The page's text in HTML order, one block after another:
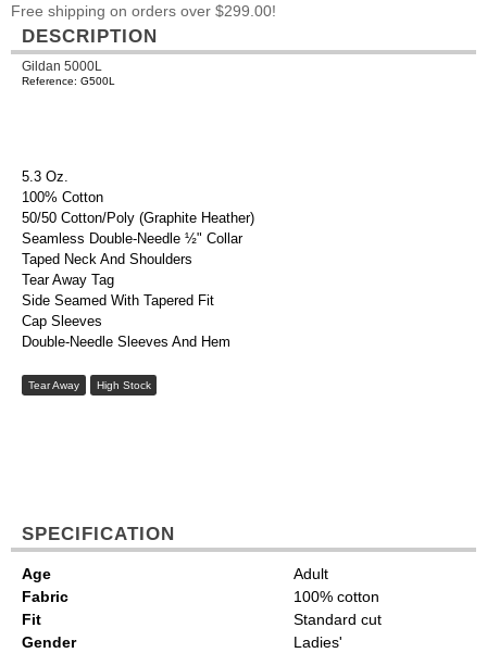
Free shipping on orders over $299.00!
DESCRIPTION
Gildan 5000L
Reference: G500L
5.3 Oz.
100% Cotton
50/50 Cotton/Poly (Graphite Heather)
Seamless Double-Needle ½" Collar
Taped Neck And Shoulders
Tear Away Tag
Side Seamed With Tapered Fit
Cap Sleeves
Double-Needle Sleeves And Hem
Tear Away High Stock
SPECIFICATION
Age
Adult
Fabric
100% cotton
Fit
Standard cut
Gender
Ladies'